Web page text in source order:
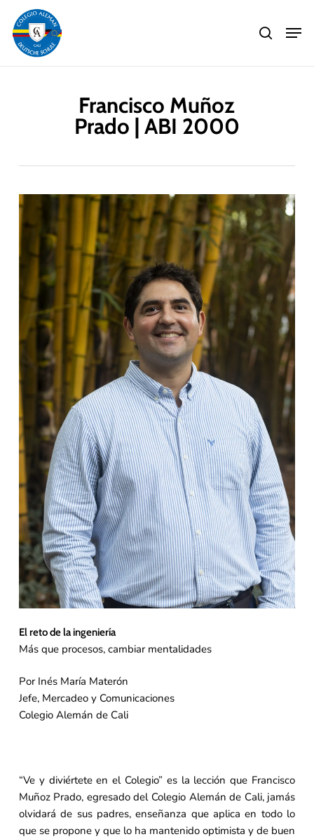
main
content
search
Francisco Muñoz
Prado | ABI 2000
El reto de la ingeniería
Más que procesos, cambiar mentalidades
Por Inés María Materón
Jefe, Mercadeo y Comunicaciones
Colegio Alemán de Cali
“Ve y diviértete en el Colegio” es la lección que Francisco
Muñoz Prado, egresado del Colegio Alemán de Cali, jamás
olvidará de sus padres, enseñanza que aplica en todo lo
que se propone y que lo ha mantenido optimista y de buen